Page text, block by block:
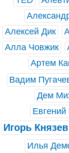
Алексей Дик
Алла Човжик
Артем
Вадим
Дем
Игорь Князев
Илья